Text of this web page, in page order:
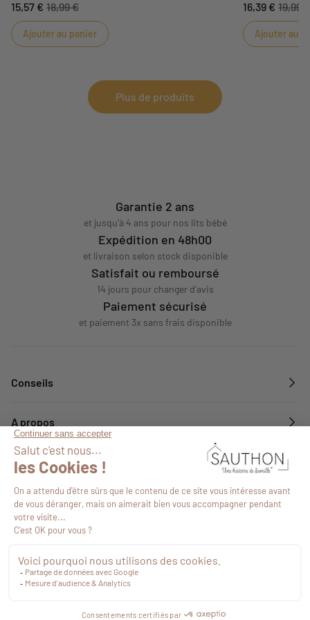
heures de jeu pour bébé ! Le petit daim Sauthon
éveillera bébé grâce à sa matière douce. Son
anneau permet une prise en main facile pour bébé.
15,57 € 18,99 €
Ajouter au panier
doux
daim en relief
en partant aux
16,39 € 19,99
Ajouter au
Plus de produits
14,75 €TTC Commander
Garantie 2 ans
et jusqu'à 4 ans pour nos lits bébé
Expédition en 48h00
et livraison selon stock disponible
Satisfait ou remboursé
14 jours pour changer d'avis
Paiement sécurisé
et paiement 3x sans frais disponible
Conseils
A propos
Services
Suivez-nous